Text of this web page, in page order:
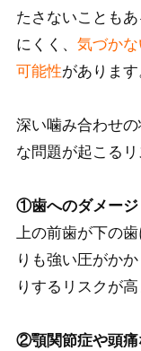
たさないことも
にくく、 気づか
可能性があります
深い噛み合わせ
な問題が起こるリ
①歯へのダメージ
上の前歯が下の
りも強い圧がか
りするリスクが高
②顎関節症や頭痛